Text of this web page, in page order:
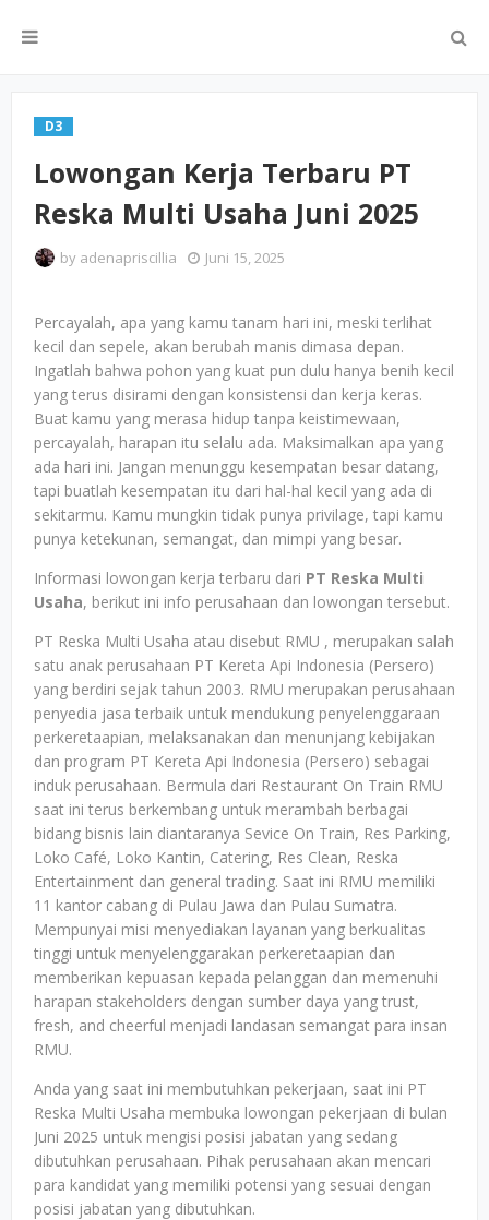
D3
Lowongan Kerja Terbaru PT
Reska Multi Usaha Juni 2025
by adenapriscillia Juni 15, 2025
Percayalah, apa yang kamu tanam hari ini, meski terlihat
kecil dan sepele, akan berubah manis dimasa depan.
Ingatlah bahwa pohon yang kuat pun dulu hanya benih kecil
yang terus disirami dengan konsistensi dan kerja keras.
Buat kamu yang merasa hidup tanpa keistimewaan,
percayalah, harapan itu selalu ada. Maksimalkan apa yang
ada hari ini. Jangan menunggu kesempatan besar datang,
tapi buatlah kesempatan itu dari hal-hal kecil yang ada di
sekitarmu. Kamu mungkin tidak punya privilage, tapi kamu
punya ketekunan, semangat, dan mimpi yang besar.
Informasi lowongan kerja terbaru dari PT Reska Multi
Usaha, berikut ini info perusahaan dan lowongan tersebut.
PT Reska Multi Usaha atau disebut RMU , merupakan salah
satu anak perusahaan PT Kereta Api Indonesia (Persero)
yang berdiri sejak tahun 2003. RMU merupakan perusahaan
penyedia jasa terbaik untuk mendukung penyelenggaraan
perkeretaapian, melaksanakan dan menunjang kebijakan
dan program PT Kereta Api Indonesia (Persero) sebagai
induk perusahaan. Bermula dari Restaurant On Train RMU
saat ini terus berkembang untuk merambah berbagai
bidang bisnis lain diantaranya Sevice On Train, Res Parking,
Loko Café, Loko Kantin, Catering, Res Clean, Reska
Entertainment dan general trading. Saat ini RMU memiliki
11 kantor cabang di Pulau Jawa dan Pulau Sumatra.
Mempunyai misi menyediakan layanan yang berkualitas
tinggi untuk menyelenggarakan perkeretaapian dan
memberikan kepuasan kepada pelanggan dan memenuhi
harapan stakeholders dengan sumber daya yang trust,
fresh, and cheerful menjadi landasan semangat para insan
RMU.
Anda yang saat ini membutuhkan pekerjaan, saat ini PT
Reska Multi Usaha membuka lowongan pekerjaan di bulan
Juni 2025 untuk mengisi posisi jabatan yang sedang
dibutuhkan perusahaan. Pihak perusahaan akan mencari
para kandidat yang memiliki potensi yang sesuai dengan
posisi jabatan yang dibutuhkan.